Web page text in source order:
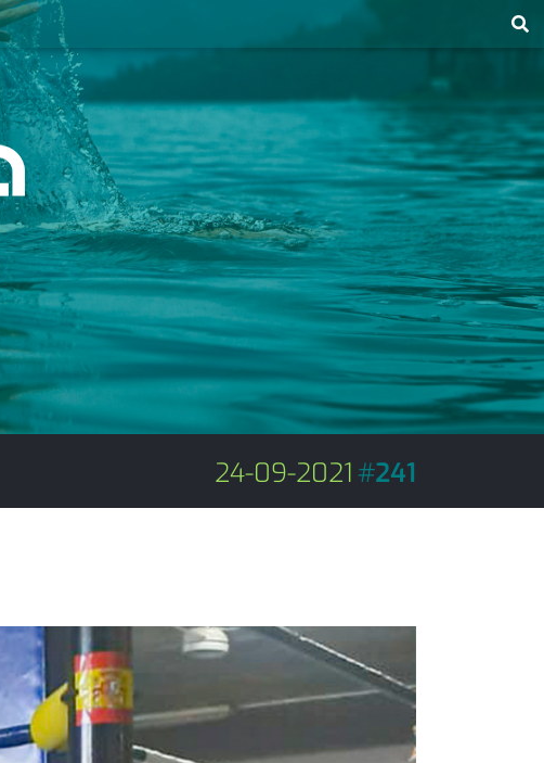
24-09-2021 #241